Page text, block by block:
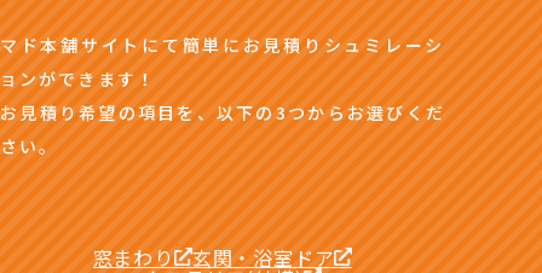
マド本舗サイトにて簡単にお見積りシュミレーシ
ョンができます！
お見積り希望の項目を、以下の3つからお選びくだ
さい。
窓まわり 玄関・浴室ドア